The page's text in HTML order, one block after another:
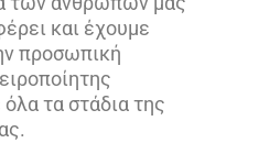
και έχουμε
προσωπική
τα στάδια της